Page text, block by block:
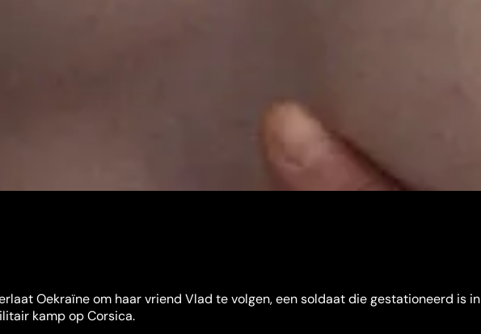
Oekraïne om haar vriend Vlad te volgen, een soldaat die gestationeerd is in
kamp op Corsica.